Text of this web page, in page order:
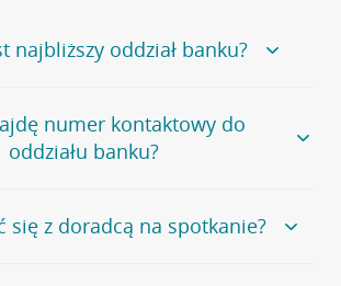
najbliższy oddział banku?
naszego banku, zapraszamy na
bankomaty, na której znajduje się
numer kontaktowy do
oddziału banku?
nie udostępnia ogólnego numeru
bankowej.
się z doradcą na spotkanie?